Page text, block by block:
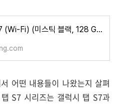
갤럭시 탭 S7 (Wi-Fi) (미스틱 블랙, 128 GB) | Samsung 대한민국
어떤 내용들이 나왔는지 살펴
S7 시리즈는 갤럭시 탭 S7과